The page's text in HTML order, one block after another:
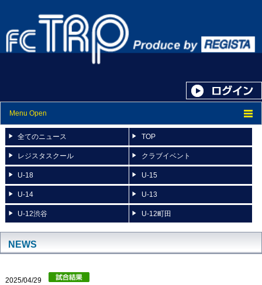
Menu Open
トップ
ニュース
スケジュール
スタッフ紹介
全てのニュース TOP
レジスタスクール クラブイベント
U-18 U-15
U-14 U-13
U-12渋谷 U-12町田
NEWS
2025/04/29